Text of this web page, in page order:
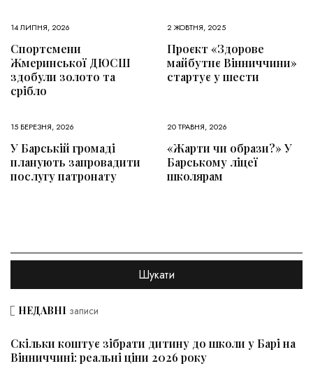
14 ЛИПНЯ, 2026
Спортсмени
Жмеринської ДЮСШ
здобули золото та
срібло
2 ЖОВТНЯ, 2025
Проєкт «Здорове
майбутнє Вінниччини»
стартує у шести
15 БЕРЕЗНЯ, 2026
У Барській громаді
планують запровадити
послугу патронату
20 ТРАВНЯ, 2026
«Жарти чи образи?» У
Барському ліцеї
школярам
НЕДАВНІ записи
Скільки коштує зібрати дитину до школи у Барі на
Вінниччині: реальні ціни 2026 року